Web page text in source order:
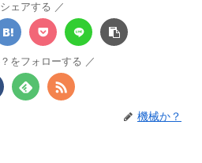
シェアする
をフォローする
機械か？